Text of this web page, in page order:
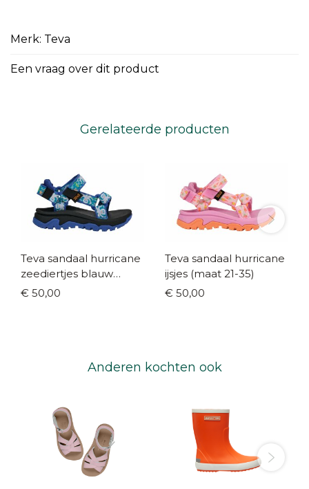
Merk: Teva
Een vraag over dit product
Gerelateerde producten
Teva sandaal hurricane
zeediertjes blauw
(maat 21-35)
€ 50,00
Teva sandaal hurricane
ijsjes (maat 21-35)
€ 50,00
Anderen kochten ook